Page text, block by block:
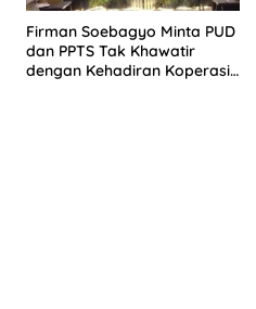
Firman Soebagyo Minta PUD
dan PPTS Tak Khawatir
dengan Kehadiran Koperasi